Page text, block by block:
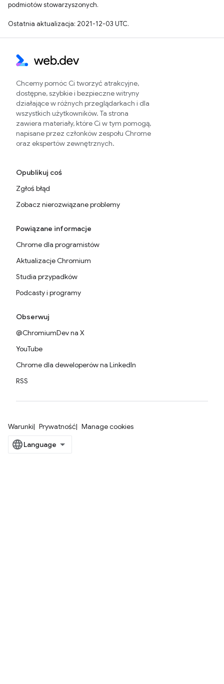
podmiotów stowarzyszonych.
Ostatnia aktualizacja: 2021-12-03 UTC.
Chcemy pomóc Ci tworzyć atrakcyjne,
dostępne, szybkie i bezpieczne witryny
działające w różnych przeglądarkach i dla
wszystkich użytkowników. Ta strona
zawiera materiały, które Ci w tym pomogą,
napisane przez członków zespołu Chrome
oraz ekspertów zewnętrznych.
Opublikuj coś
Zgłoś błąd
Zobacz nierozwiązane problemy
Powiązane informacje
Chrome dla programistów
Aktualizacje Chromium
Studia przypadków
Podcasty i programy
Obserwuj
@ChromiumDev na X
YouTube
Chrome dla deweloperów na LinkedIn
RSS
Warunki Prywatność Manage cookies